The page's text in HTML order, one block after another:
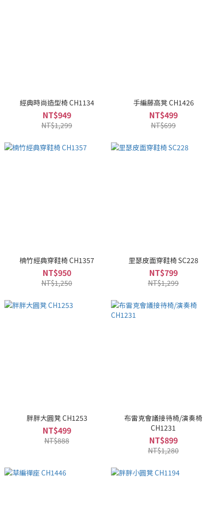
經典時尚造型椅 CH1134
NT$949
NT$1,299
手編藤高凳 CH1426
NT$499
NT$699
楠竹經典穿鞋椅 CH1357
NT$950
NT$1,250
里瑟皮面穿鞋椅 SC228
NT$799
NT$1,299
胖胖大圓凳 CH1253
NT$499
NT$888
布雷克會議接待椅/演奏椅
CH1231
NT$899
NT$1,280